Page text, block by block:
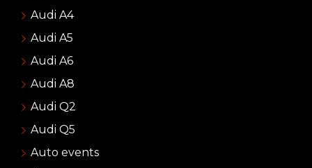
Audi A4
Audi A5
Audi A6
Audi A8
Audi Q2
Audi Q5
Auto events